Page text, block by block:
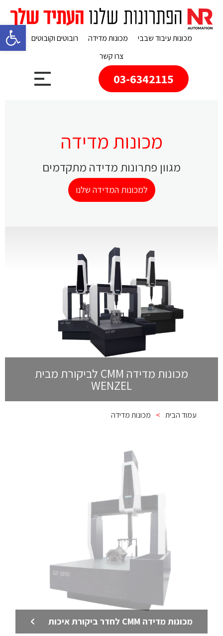
מכונות עיבוד שבבי מכונות מדידה
רובוטים וקובוטים
צרו קשר
03-6342115
מכונות מדידה
מגוון פתרונות מדידה מתקדמים
למכונות המדידה שלנו
מכונות מדידה CMM לביקורת מבית
WENZEL
עמוד הבית > מכונות מדידה
מכונות מדידה CMM לחדר ביקורת איכות